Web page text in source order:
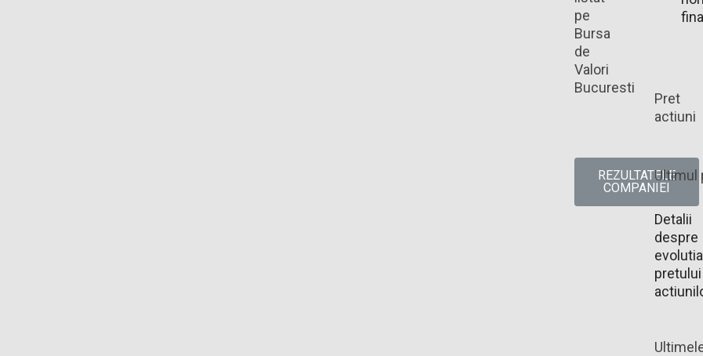
pe
Bursa
de
Valori
Bucuresti
REZULTATELE
COMPANIEI
Pret
actiuni
Ultimul
Detalii
despre
evolutia
pretului